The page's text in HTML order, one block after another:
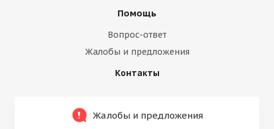
Помощь
Вопрос-ответ
Жалобы и предложения
Контакты
Жалобы и предложения